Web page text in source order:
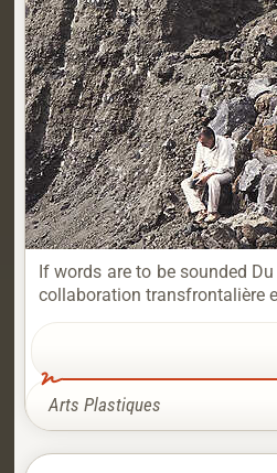
If words are to be sounded
collaboration transfrontalière
Arts Plastiques